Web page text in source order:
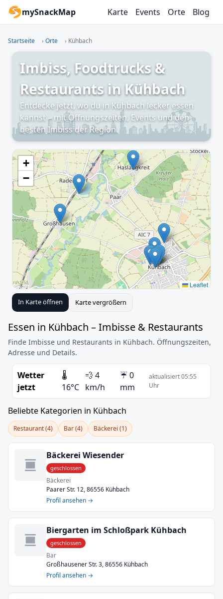
mySnackMap Karte Events Orte Blog
Startseite › Orte › Kühbach
Imbiss, Foodtrucks &
Restaurants in Kühbach
Entdecke jetzt, wo du in Kühbach lecker essen
kannst – mit Öffnungszeiten, Events und den
besten Imbiss der Region.
+
−
Leaflet
In Karte öffnen Karte vergrößern
Essen in Kühbach – Imbisse & Restaurants
Finde Imbisse und Restaurants in Kühbach. Öffnungszeiten,
Adresse und Details.
Wetter
jetzt
🌡️
16°C
💨 4
km/h
☔ 0
mm
aktualisiert 05:55
Uhr
Beliebte Kategorien in Kühbach
Restaurant (4) Bar (4) Bäckerei (1)
Bäckerei Wiesender
geschlossen
Bäckerei
Paarer Str. 12, 86556 Kühbach
Profil ansehen →
Biergarten im Schloßpark Kühbach
geschlossen
Bar
Großhausener Str. 3, 86556 Kühbach
Profil ansehen →